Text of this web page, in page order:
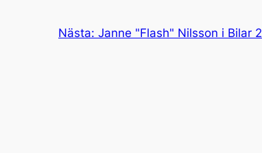
Nästa: Janne "Flash" Nilsson i Bilar 2